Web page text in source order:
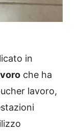
in
che ha
lavoro,